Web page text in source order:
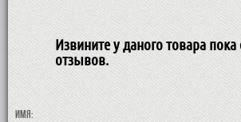
Извините у даного товара
отзывов.
Имя: